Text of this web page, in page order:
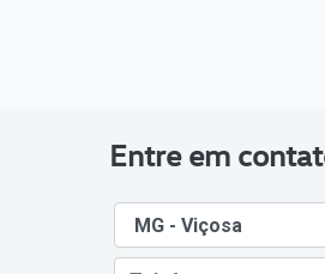
Entre em